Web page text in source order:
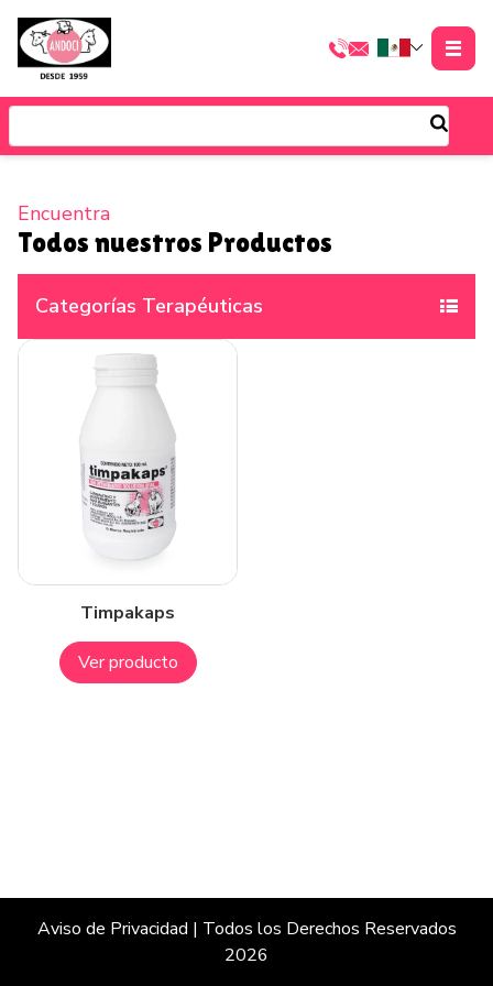
Encuentra
Todos nuestros Productos
Categorías Terapéuticas
Timpakaps
Ver producto
Aviso de Privacidad | Todos los Derechos Reservados
2026